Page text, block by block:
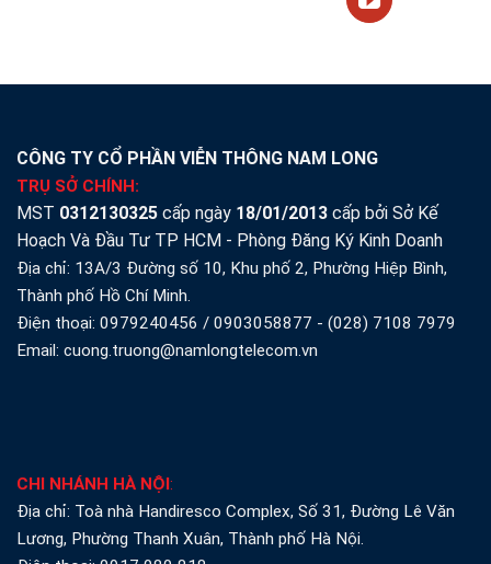
CÔNG TY CỔ PHẦN VIỄN THÔNG NAM LONG
TRỤ SỞ CHÍNH:
MST 0312130325 cấp ngày 18/01/2013 cấp bởi Sở Kế
Hoạch Và Đầu Tư TP HCM - Phòng Đăng Ký Kinh Doanh
Địa chỉ: 13A/3 Đường số 10, Khu phố 2, Phường Hiệp Bình,
Thành phố Hồ Chí Minh.
Điện thoại: 0979240456 / 0903058877 - (028) 7108 7979
Email: cuong.truong@namlongtelecom.vn
CHI NHÁNH HÀ NỘI:
Địa chỉ: Toà nhà Handiresco Complex, Số 31, Đường Lê Văn
Lương, Phường Thanh Xuân, Thành phố Hà Nội.